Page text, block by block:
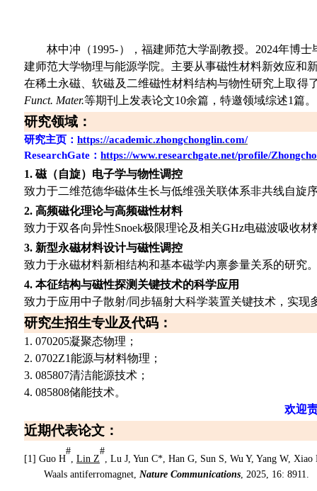
林中冲（1995-）， 福建师范大学副教授。 2024年博士
建师范大学物理与能源学院。主要从事磁性材料新效应和
在稀土永磁、软磁及二维磁性材料结构与物性研究上取得
Funct. Mater.等期刊上发表论文10余篇 ， 特邀领域综述1篇
研究领域 ：
研究主页 ： https://academic.zhongchonglin.com/
ResearchGate ： https://www.researchgate.net/profile/
1. 磁（自旋）电子学与物性调控
致力于二维范德华磁体生长与低维强关联体系非共线自旋
2. 高频磁化理论与高频磁性材料
致力于双各向异性Snoek极限理论及相关GHz电磁波吸收材
3. 新型永磁材料设计与磁性调控
致力于永磁材料新相结构和基本磁学内禀参量关系的研究
4. 本征结构与磁性探测关键技术的科学应用
致力于应用中子散射/同步辐射大科学装置关键技术 ，实现
研究生招生专业及代码：
1. 070205凝聚态物理；
2. 0702Z1能源与材料物理 ；
3. 085807清洁能源技术；
4. 085808储能技术。
欢迎
近期代表论文：
[1] Guo H
#
, Lin Z
#
, Lu J, Yun C*, Han G, Sun S, Wu Y, Yang W,
Waals antiferromagnet, Nature Communications, 2025, 16: 8911.